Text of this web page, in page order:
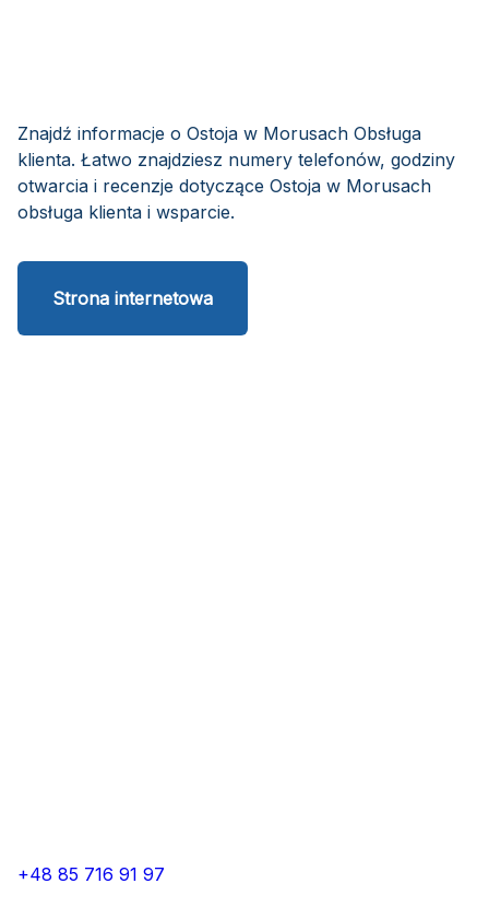
Znajdź informacje o Ostoja w Morusach Obsługa
klienta. Łatwo znajdziesz numery telefonów, godziny
otwarcia i recenzje dotyczące Ostoja w Morusach
obsługa klienta i wsparcie.
Strona internetowa
+48 85 716 91 97